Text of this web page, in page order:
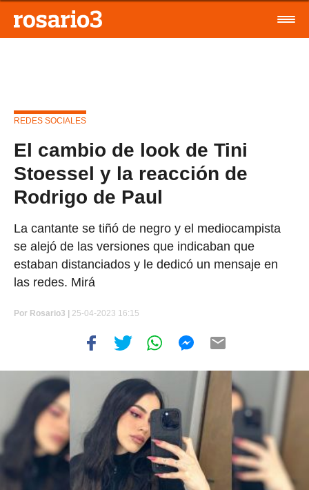
REDES SOCIALES
El cambio de look de Tini
Stoessel y la reacción de
Rodrigo de Paul
La cantante se tiñó de negro y el mediocampista
se alejó de las versiones que indicaban que
estaban distanciados y le dedicó un mensaje en
las redes. Mirá
Por Rosario3 | 25-04-2023 16:15